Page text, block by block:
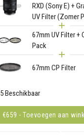
RXD (Sony E) +
UV Filter (Zomer
67mm UV Filter +
Pack
67mm CP Filter
5 Beschikbaar
€659 - Toevoegen aan